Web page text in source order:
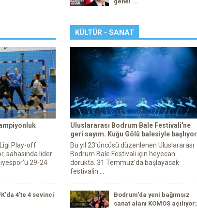
Play-off
sahasında lider
29-24
4'te 4 sevinci
KÜLTÜR - SANAT
Uluslararası Bodrum Bale Festivali'ne
geri sayım. Kuğu Gölü balesiyle başlıyor
Bu yıl 23'üncüsü düzenlenen Uluslararası
Bodrum Bale Festivali için heyecan
dorukta. 31 Temmuz'da başlayacak
festivalin ...
Bodrum'da yeni bağımsız
sanat alanı KOMOS açılıyor;